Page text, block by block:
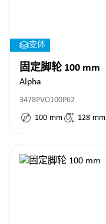
变体
固定脚轮 100 mm
Alpha
3478PVO100P62
100 mm 128 mm